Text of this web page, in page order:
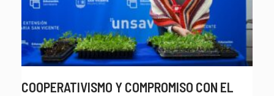
COOPERATIVISMO Y COMPROMISO CON EL